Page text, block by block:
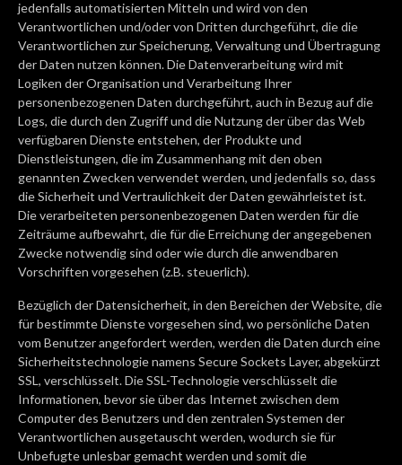
jedenfalls automatisierten Mitteln und wird von den
Verantwortlichen und/oder von Dritten durchgeführt, die die
Verantwortlichen zur Speicherung, Verwaltung und Übertragung
der Daten nutzen können. Die Datenverarbeitung wird mit
Logiken der Organisation und Verarbeitung Ihrer
personenbezogenen Daten durchgeführt, auch in Bezug auf die
Logs, die durch den Zugriff und die Nutzung der über das Web
verfügbaren Dienste entstehen, der Produkte und
Dienstleistungen, die im Zusammenhang mit den oben
genannten Zwecken verwendet werden, und jedenfalls so, dass
die Sicherheit und Vertraulichkeit der Daten gewährleistet ist.
Die verarbeiteten personenbezogenen Daten werden für die
Zeiträume aufbewahrt, die für die Erreichung der angegebenen
Zwecke notwendig sind oder wie durch die anwendbaren
Vorschriften vorgesehen (z.B. steuerlich).
Bezüglich der Datensicherheit, in den Bereichen der Website, die
für bestimmte Dienste vorgesehen sind, wo persönliche Daten
vom Benutzer angefordert werden, werden die Daten durch eine
Sicherheitstechnologie namens Secure Sockets Layer, abgekürzt
SSL, verschlüsselt. Die SSL-Technologie verschlüsselt die
Informationen, bevor sie über das Internet zwischen dem
Computer des Benutzers und den zentralen Systemen der
Verantwortlichen ausgetauscht werden, wodurch sie für
Unbefugte unlesbar gemacht werden und somit die